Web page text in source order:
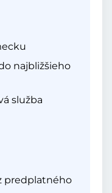
najbližšieho
služba
predplatného